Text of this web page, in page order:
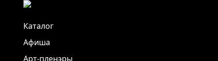
Каталог
Афиша
Арт-пленэры